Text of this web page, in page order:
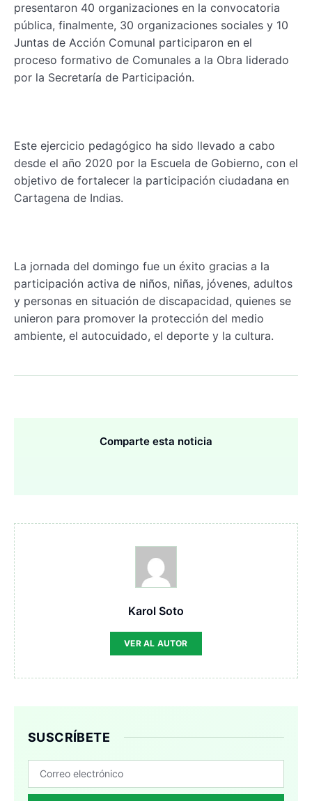
presentaron 40 organizaciones en la convocatoria
pública, finalmente, 30 organizaciones sociales y 10
Juntas de Acción Comunal participaron en el
proceso formativo de Comunales a la Obra liderado
por la Secretaría de Participación.
Este ejercicio pedagógico ha sido llevado a cabo
desde el año 2020 por la Escuela de Gobierno, con el
objetivo de fortalecer la participación ciudadana en
Cartagena de Indias.
La jornada del domingo fue un éxito gracias a la
participación activa de niños, niñas, jóvenes, adultos
y personas en situación de discapacidad, quienes se
unieron para promover la protección del medio
ambiente, el autocuidado, el deporte y la cultura.
Comparte esta noticia
Karol Soto
VER AL AUTOR
SUSCRÍBETE